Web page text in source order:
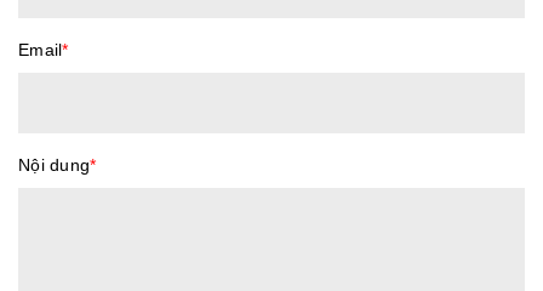
Email*
Nội dung*